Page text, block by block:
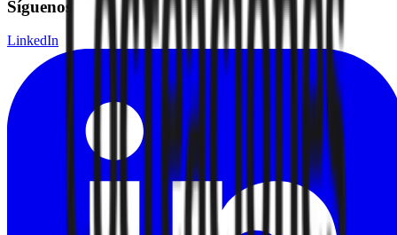
Síguenos
LinkedIn